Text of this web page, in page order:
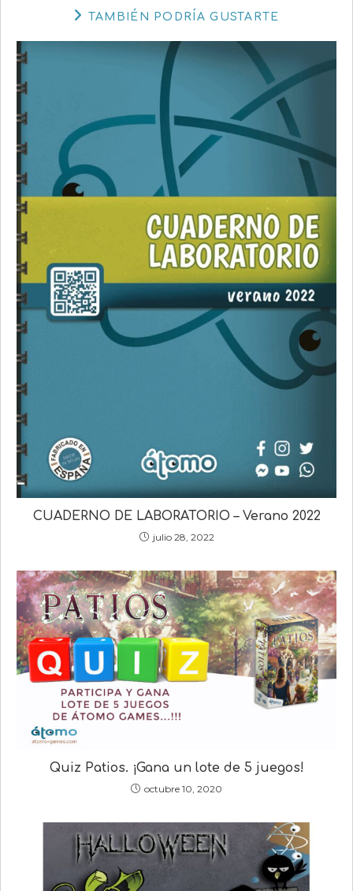
TAMBIÉN PODRÍA GUSTARTE
CUADERNO DE LABORATORIO – Verano 2022
julio 28, 2022
Quiz Patios. ¡Gana un lote de 5 juegos!
octubre 10, 2020